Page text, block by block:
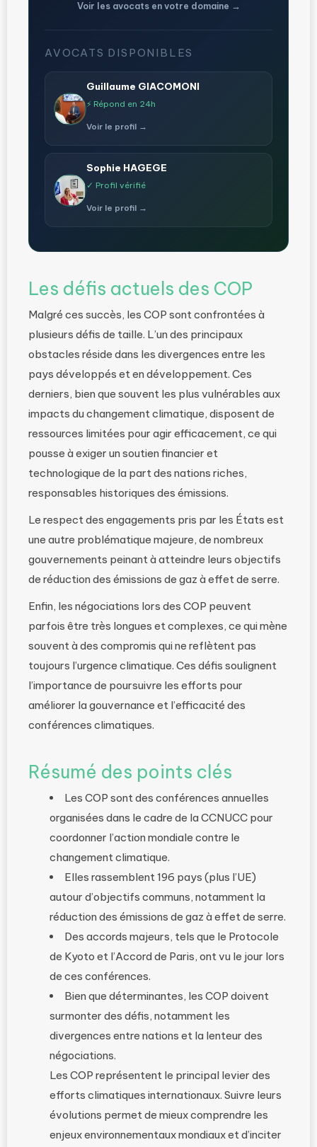
Voir les avocats en votre domaine →
AVOCATS DISPONIBLES
Guillaume GIACOMONI
⚡ Répond en 24h
Voir le profil →
Sophie HAGEGE
✓ Profil vérifié
Voir le profil →
Les défis actuels des COP
Malgré ces succès, les COP sont confrontées à
plusieurs défis de taille. L’un des principaux
obstacles réside dans les divergences entre les
pays développés et en développement. Ces
derniers, bien que souvent les plus vulnérables aux
impacts du changement climatique, disposent de
ressources limitées pour agir efficacement, ce qui
pousse à exiger un soutien financier et
technologique de la part des nations riches,
responsables historiques des émissions.
Le respect des engagements pris par les États est
une autre problématique majeure, de nombreux
gouvernements peinant à atteindre leurs objectifs
de réduction des émissions de gaz à effet de serre.
Enfin, les négociations lors des COP peuvent
parfois être très longues et complexes, ce qui mène
souvent à des compromis qui ne reflètent pas
toujours l’urgence climatique. Ces défis soulignent
l’importance de poursuivre les efforts pour
améliorer la gouvernance et l’efficacité des
conférences climatiques.
Résumé des points clés
Les COP sont des conférences annuelles
organisées dans le cadre de la CCNUCC pour
coordonner l’action mondiale contre le
changement climatique.
Elles rassemblent 196 pays (plus l’UE)
autour d’objectifs communs, notamment la
réduction des émissions de gaz à effet de serre.
Des accords majeurs, tels que le Protocole
de Kyoto et l’Accord de Paris, ont vu le jour lors
de ces conférences.
Bien que déterminantes, les COP doivent
surmonter des défis, notamment les
divergences entre nations et la lenteur des
négociations.
Les COP représentent le principal levier des
efforts climatiques internationaux. Suivre leurs
évolutions permet de mieux comprendre les
enjeux environnementaux mondiaux et d’inciter